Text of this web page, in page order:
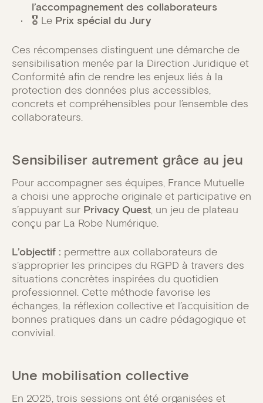
l’accompagnement des collaborateurs
🎖️ Le Prix spécial du Jury
Ces récompenses distinguent une démarche de
sensibilisation menée par la Direction Juridique et
Conformité afin de rendre les enjeux liés à la
protection des données plus accessibles,
concrets et compréhensibles pour l’ensemble des
collaborateurs.
Sensibiliser autrement grâce au jeu
Pour accompagner ses équipes, France Mutuelle
a choisi une approche originale et participative en
s’appuyant sur Privacy Quest, un jeu de plateau
conçu par La Robe Numérique.
L’objectif : permettre aux collaborateurs de
s’approprier les principes du RGPD à travers des
situations concrètes inspirées du quotidien
professionnel. Cette méthode favorise les
échanges, la réflexion collective et l’acquisition de
bonnes pratiques dans un cadre pédagogique et
convivial.
Une mobilisation collective
En 2025, trois sessions ont été organisées et